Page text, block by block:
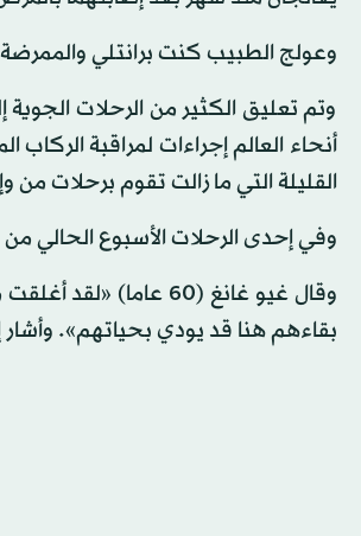
وعولج الطبيب كنت برانتلي
وتم تعليق الكثير من الرحلات
أنحاء العالم إجراءات لمراقبة
القليلة التي ما زالت تقوم برحلات من
وفي إحدى الرحلات الأسبوع الحالي
وقال غيو غانغ (60
بقاءهم هنا قد يودي بحياتهم». وأشار